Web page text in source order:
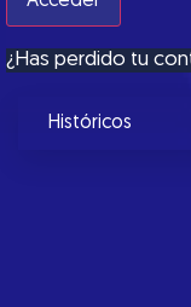
¿Has perdido tu
Históricos